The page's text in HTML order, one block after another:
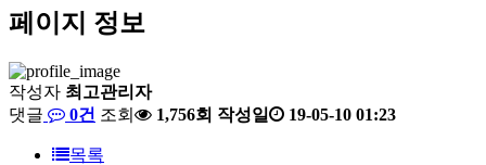
페이지 정보
작성자 최고관리자
댓글
0건 조회 1,756회 작성일 19-05-10 01:23
목록